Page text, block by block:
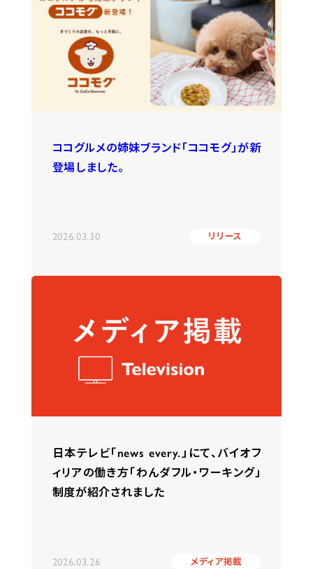
ココグルメの姉妹ブランド「ココモグ」が新
登場しました。
2026.03.30 リリース
日本テレビ「news every.」にて、バイオフ
ィリアの働き方「わんダフル・ワーキング」
制度が紹介されました
2026.03.26 メディア掲載